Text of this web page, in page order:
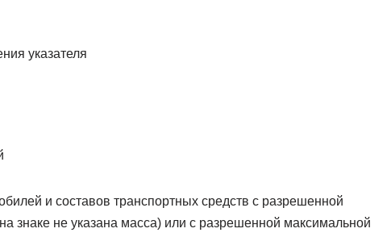
и составов транспортных средств с разрешенной
знаке не указана масса) или с разрешенной максимальной